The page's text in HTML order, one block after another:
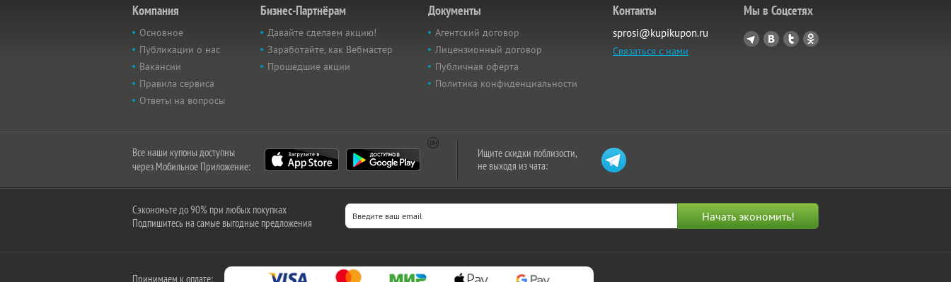
Компания
Основное
Публикации о нас
Вакансии
Правила сервиса
Ответы на вопросы
Бизнес-Партнёрам
Давайте сделаем акцию!
Заработайте, как Вебмастер
Прошедшие акции
Документы
Агентский договор
Лицензионный договор
Публичная оферта
Политика конфиденциальности
Контакты
sprosi@kupikupon.ru
Связаться с нами
Мы в Соцсетях
Все наши купоны доступны
через Мобильное Приложение:
Ищите скидки поблизости,
не выходя из чата:
Сэкономьте до 90% при любых покупках
Подпишитесь на самые выгодные предложения
Принимаем к оплате: